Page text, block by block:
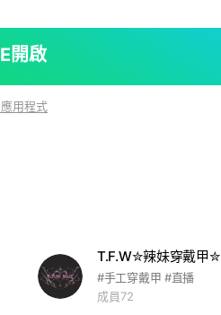
開啟
用程式
T.F.W✮辣妹穿戴甲✮
#手工穿戴甲 #直播
成員72